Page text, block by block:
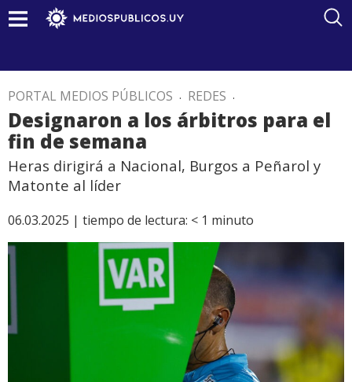
PORTAL MEDIOS PÚBLICOS . REDES .
Designaron a los árbitros para el
fin de semana
Heras dirigirá a Nacional, Burgos a Peñarol y
Matonte al líder
06.03.2025 | tiempo de lectura: < 1 minuto